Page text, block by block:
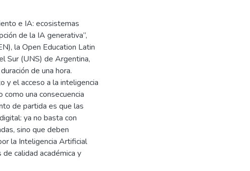
e IA: ecosistemas
de la IA generativa”,
la Open Education Latin
Sur (UNS) de Argentina,
de una hora.
y el acceso a la inteligencia
una consecuencia
de partida es que las
ya no basta con
sino que deben
la Inteligencia Artificial
calidad académica y